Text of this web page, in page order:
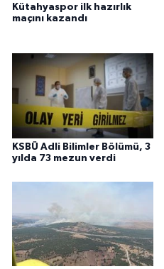
Kütahyaspor ilk hazırlık
maçını kazandı
KSBÜ Adli Bilimler Bölümü, 3
yılda 73 mezun verdi